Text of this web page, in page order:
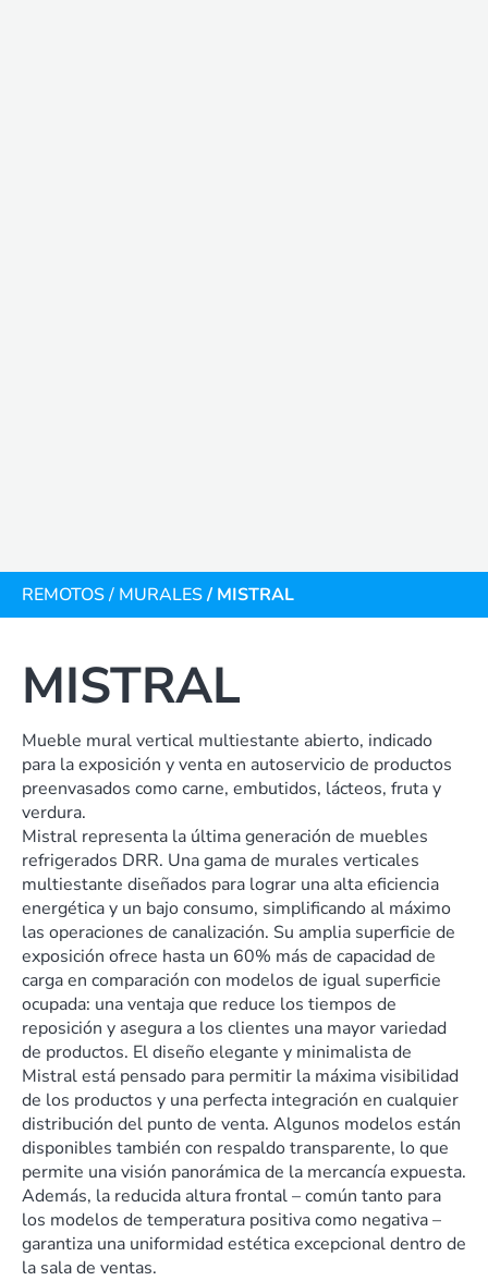
REMOTOS/ MURALES/ MISTRAL
MISTRAL
Mueble mural vertical multiestante abierto, indicado
para la exposición y venta en autoservicio de productos
preenvasados como carne, embutidos, lácteos, fruta y
verdura.
Mistral representa la última generación de muebles
refrigerados DRR. Una gama de murales verticales
multiestante diseñados para lograr una alta eficiencia
energética y un bajo consumo, simplificando al máximo
las operaciones de canalización. Su amplia superficie de
exposición ofrece hasta un 60% más de capacidad de
carga en comparación con modelos de igual superficie
ocupada: una ventaja que reduce los tiempos de
reposición y asegura a los clientes una mayor variedad
de productos. El diseño elegante y minimalista de
Mistral está pensado para permitir la máxima visibilidad
de los productos y una perfecta integración en cualquier
distribución del punto de venta. Algunos modelos están
disponibles también con respaldo transparente, lo que
permite una visión panorámica de la mercancía expuesta.
Además, la reducida altura frontal – común tanto para
los modelos de temperatura positiva como negativa –
garantiza una uniformidad estética excepcional dentro de
la sala de ventas.